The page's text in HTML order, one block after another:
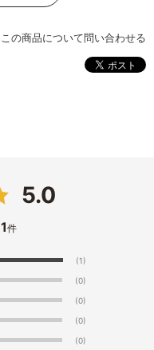
この商品について問い合わせる
5.0
1件
(1)
(0)
(0)
(0)
(0)